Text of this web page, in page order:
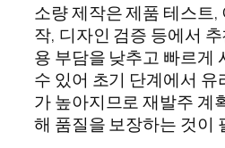
소량 제작은 제품 테스트,
작, 디자인 검증 등에서
용 부담을 낮추고 빠르게
수 있어 초기 단계에서
가 높아지므로 재발주 계
해 품질을 보장하는 것이